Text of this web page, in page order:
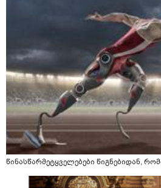
წინასწარმეტყველებები წიგნებიდან,